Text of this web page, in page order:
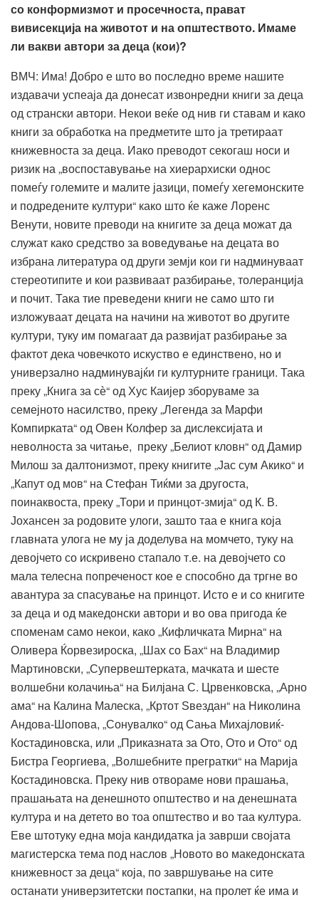
со конформизмот и просечноста, прават
вивисекција на животот и на општеството. Имаме
ли вакви автори за деца (кои)?
ВМЧ: Има! Добро е што во последно време нашите
издавачи успеаја да донесат извонредни книги за деца
од странски автори. Некои веќе од нив ги ставам и како
книги за обработка на предметите што ја третираат
книжевноста за деца. Иако преводот секогаш носи и
ризик на „воспоставување на хиерархиски однос
помеѓу големите и малите јазици, помеѓу хегемонските
и подредените култури“ како што ќе каже Лоренс
Венути, новите преводи на книгите за деца можат да
служат како средство за воведување на децата во
избрана литература од други земји кои ги надминуваат
стереотипите и кои развиваат разбирање, толеранција
и почит. Така тие преведени книги не само што ги
изложуваат децата на начини на животот во другите
култури, туку им помагаат да развијат разбирање за
фактот дека човечкото искуство е единствено, но и
универзално надминувајќи ги културните граници. Така
преку „Книга за сѐ“ од Хус Каијер зборуваме за
семејното насилство, преку „Легенда за Марфи
Компирката“ од Овен Колфер за дислексијата и
неволноста за читање, преку „Белиот кловн“ од Дамир
Милош за далтонизмот, преку книгите „Јас сум Акико“ и
„Капут од мов“ на Стефан Тиќми за другоста,
поинаквоста, преку „Тори и принцот-змија“ од К. В.
Јохансен за родовите улоги, зашто таа е книга која
главната улога не му ја доделува на момчето, туку на
девојчето со искривено стапало т.е. на девојчето со
мала телесна попреченост кое е способно да тргне во
авантура за спасување на принцот. Исто е и со книгите
за деца и од македонски автори и во ова пригода ќе
споменам само некои, како „Кифличката Мирна“ на
Оливера Ќорвезироска, „Шах со Бах“ на Владимир
Мартиновски, „Супервештерката, мачката и шесте
волшебни колачиња“ на Билјана С. Црвенковска, „Арно
ама“ на Калина Малеска, „Кртот Ѕвездан“ на Николина
Андова-Шопова, „Сонувалко“ од Сања Михајловиќ-
Костадиновска, или „Приказната за Ото, Ото и Ото“ од
Бистра Георгиева, „Волшебните прегратки“ на Марија
Костадиновска. Преку нив отвораме нови прашања,
прашањата на денешното општество и на денешната
култура и на детето во тоа општество и во таа култура.
Еве штотуку една моја кандидатка ја заврши својата
магистерска тема под наслов „Новото во македонската
книжевност за деца“ која, по завршување на сите
останати универзитетски постапки, на пролет ќе има и